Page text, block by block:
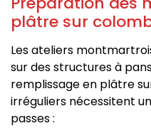
plâtre sur
Les ateliers
sur des structures à
remplissage en plâtre
irréguliers nécessitent
passes :